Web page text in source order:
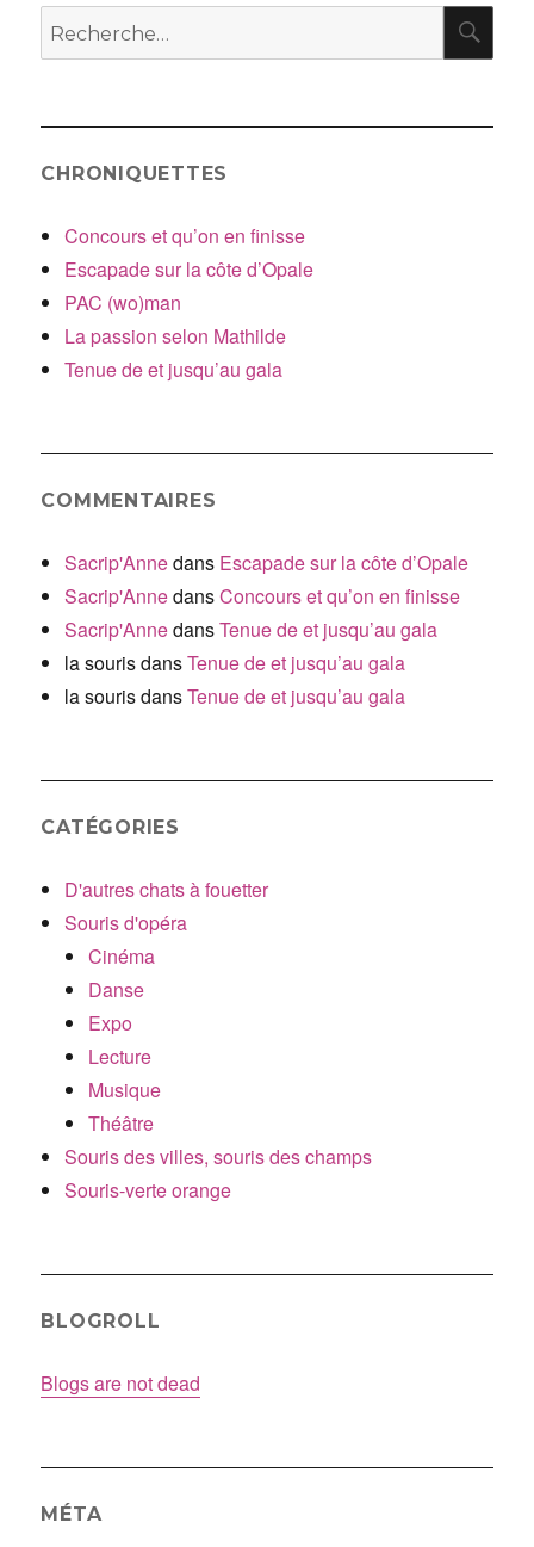
Recherche
pour
CHRONIQUETTES
Concours et qu’on en finisse
Escapade sur la côte d’Opale
PAC (wo)man
La passion selon Mathilde
Tenue de et jusqu’au gala
COMMENTAIRES
Sacrip'Annedans Escapade sur la côte d’Opale
Sacrip'AnnedansConcours et qu’on en finisse
Sacrip'AnnedansTenue de et jusqu’au gala
la sourisdansTenue de et jusqu’au gala
la sourisdansTenue de et jusqu’au gala
CATÉGORIES
D'autres chats à fouetter
Souris d'opéra
Cinéma
Danse
Expo
Lecture
Musique
Théâtre
Souris des villes, souris des champs
Souris-verte orange
BLOGROLL
Blogs are not dead
MÉTA